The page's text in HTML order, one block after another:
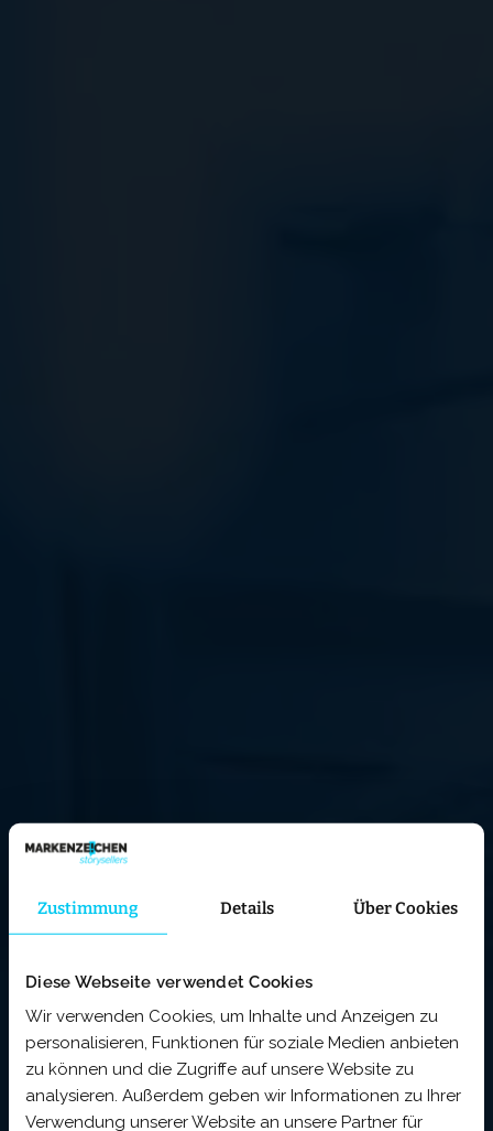
Zustimmung Details Über Cookies
Diese Webseite verwendet Cookies
Wir verwenden Cookies, um Inhalte und Anzeigen zu
personalisieren, Funktionen für soziale Medien anbieten
zu können und die Zugriffe auf unsere Website zu
analysieren. Außerdem geben wir Informationen zu Ihrer
Verwendung unserer Website an unsere Partner für